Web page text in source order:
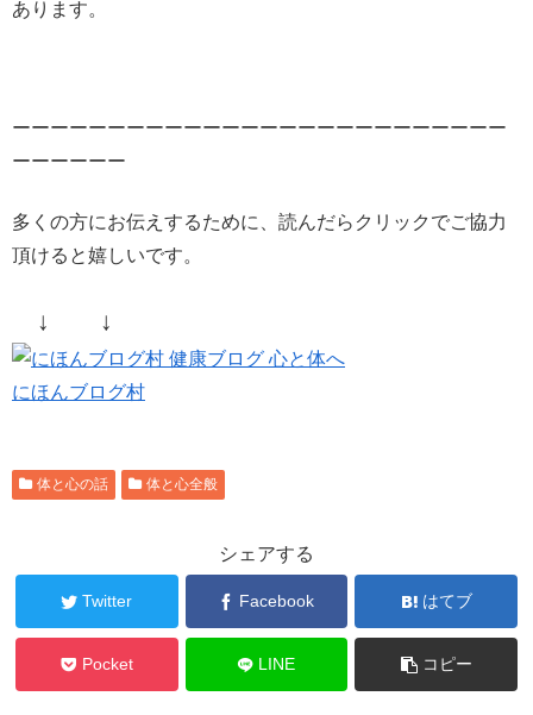
あります。
ーーーーーーーーーーーーーーーーーーーーーーーーーー
ーーーーーー
多くの方にお伝えするために、読んだらクリックでご協力
頂けると嬉しいです。
↓ ↓
にほんブログ村
体と心の話 体と心全般
シェアする
Twitter Facebook はてブ
Pocket LINE コピー